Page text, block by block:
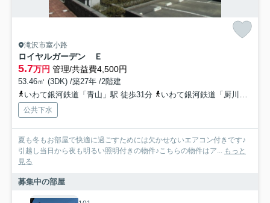
滝沢市室小路
ロイヤルガーデン Ｅ
5.7万円 管理/共益費4,500円
53.46㎡ (3DK) /築27年 /2階建
いわて銀河鉄道「青山」駅 徒歩31分
いわて銀河鉄道「厨川」駅 徒歩42分
公共下水
夏も冬もお部屋で快適に過ごすためには欠かせないエアコン付きです♪
引越し当日から夜も明るい照明付きの物件♪こちらの物件はア...
もっと
見る
募集中の部屋